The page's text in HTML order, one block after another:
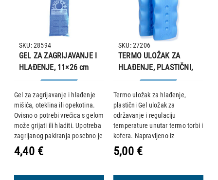
GEL ZA ZAGRIJAVANJE I
HLAĐENJE, 11×26 cm
Gel za zagrijavanje i hlađenje
mišića, oteklina ili opekotina.
Ovisno o potrebi vrećica s gelom
može grijati ili hladiti. Upotreba
zagrijanog pakiranja posebno je
učinkovita kod ukočenih mišića
ili bolova u leđima, dok je
SKU: 28594
4,40 €
TERMO ULOŽAK ZA
HLAĐENJE, PLASTIČNI,
2 kom.
Termo uložak za hlađenje,
plastični Gel uložak za
održavanje i regulaciju
temperature unutar termo torbi i
kofera. Napravljeno iz
polietilena visoke gustoće,
sadrži gel baziran na vodi i
komada u pakiranju.
SKU: 27206
5,00 €